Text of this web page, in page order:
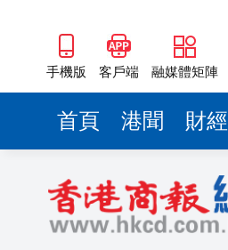
手機版 客戶端 融媒體矩陣
首頁 港聞 財經